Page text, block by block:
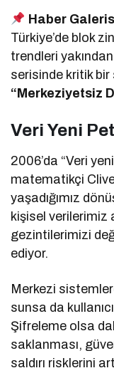
Haber
Türkiye’de blok
trendleri
serisinde kritik bir
“Merkeziyetsiz
Veri Yeni
2006’da “Veri
matematikçi
yaşadığımız
kişisel verilerimiz
gezintilerimizi
ediyor.
Merkezi
sunsa da
Şifreleme olsa
saklanması,
saldırı risklerini